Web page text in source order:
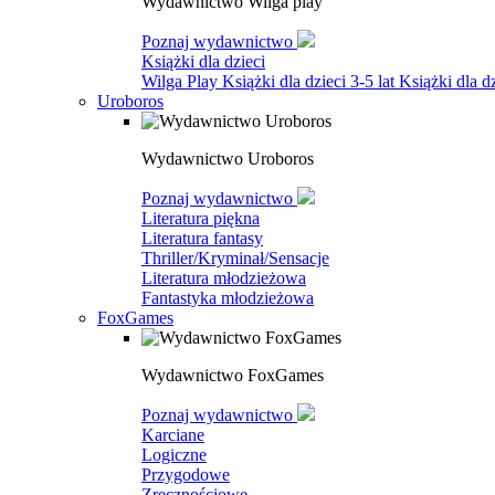
Poznaj wydawnictwo
Książki dla dzieci
Wilga Play Książki dla dzieci 3-5 lat Książki dla
Uroboros
Wydawnictwo Uroboros
Poznaj wydawnictwo
Literatura piękna
Literatura fantasy
Thriller/Kryminał/Sensacje
Literatura młodzieżowa
Fantastyka młodzieżowa
FoxGames
Wydawnictwo FoxGames
Poznaj wydawnictwo
Karciane
Logiczne
Przygodowe